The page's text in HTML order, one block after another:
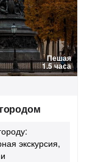
Пешая
1.5 часа
экскурсия,